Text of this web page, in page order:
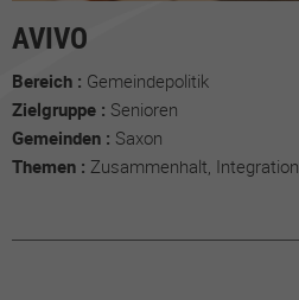
AVIVO
Bereich : Gemeindepolitik
Zielgruppe : Senioren
Gemeinden : Saxon
Themen : Zusammenhalt, Integration